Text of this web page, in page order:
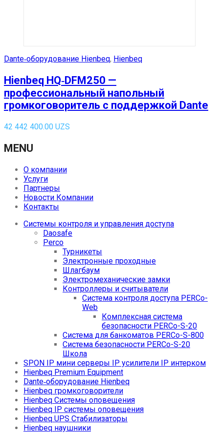
Dante‑оборудование Hienbeq, Hienbeq
Hienbeq HQ‑DFM250 —
профессиональный напольный
громкоговоритель с поддержкой Dante
42 442 400.00 UZS
MENU
О компании
Услуги
Партнеры
Новости Компании
Контакты
Системы контроля и управления доступа
Daosafe
Perco
Турникеты
Электронные проходные
Шлагбаум
Электромеханические замки
Контроллеры и считыватели
Система контроля доступа PERCo-
Web
Комплексная система
безопасности PERCo-S-20
Система для банкоматов PERCo-S-800
Система безопасности PERCo-S-20
Школа
SPON IP мини серверы IP усилители IP интерком
Hienbeq Premium Equipment
Dante‑оборудование Hienbeq
Hienbeq громкоговорители
Hienbeq Системы оповещения
Hienbeq IP системы оповещения
Hienbeq UPS Стабилизаторы
Hienbeq наушники